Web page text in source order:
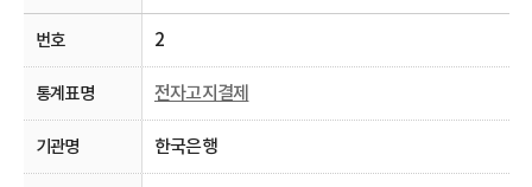
2
전자고지결제
한국은행